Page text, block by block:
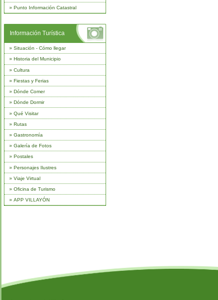
» Punto Información Catastral
Información Turística
» Situación - Cómo llegar
» Historia del Municipio
» Cultura
» Fiestas y Ferias
» Dónde Comer
» Dónde Dormir
» Qué Visitar
» Rutas
» Gastronomía
» Galería de Fotos
» Postales
» Personajes Ilustres
» Viaje Virtual
» Oficina de Turismo
» APP VILLAYÓN